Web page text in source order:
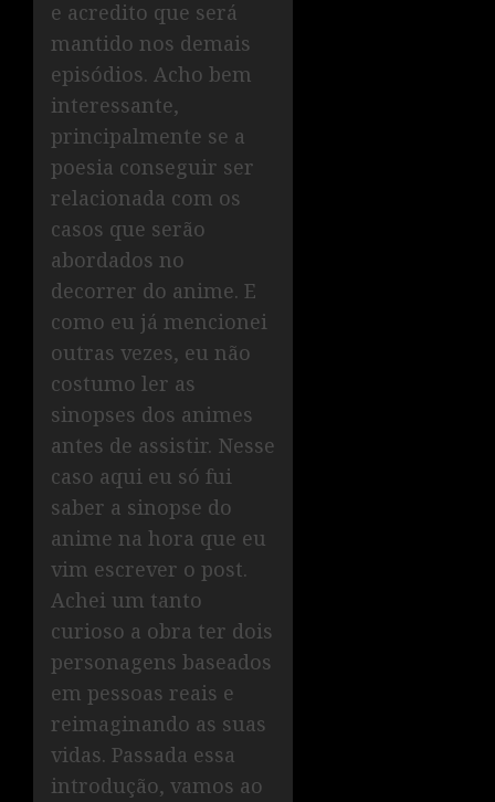
e acredito que será
mantido nos demais
episódios. Acho bem
interessante,
principalmente se a
poesia conseguir ser
relacionada com os
casos que serão
abordados no
decorrer do anime. E
como eu já mencionei
outras vezes, eu não
costumo ler as
sinopses dos animes
antes de assistir. Nesse
caso aqui eu só fui
saber a sinopse do
anime na hora que eu
vim escrever o post.
Achei um tanto
curioso a obra ter dois
personagens baseados
em pessoas reais e
reimaginando as suas
vidas. Passada essa
introdução, vamos ao